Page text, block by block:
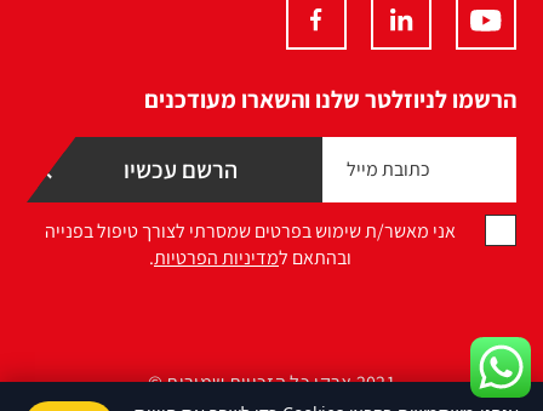
הרשמו לניוזלטר שלנו והשארו מעודכנים
אני מאשר/ת שימוש בפרטים שמסרתי לצורך טיפול בפנייה
ובהתאם למדיניות הפרטיות.
2021 ארקו כל הזכויות שמורות ©